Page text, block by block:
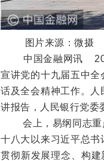
图片来源：微摄
中国金融网讯
宣讲党的十九届五中
话及全会精神工作。
讲报告，人民银行党委
会上，易纲同志
十八大以来习近平总书
贯彻新发展理念、构建